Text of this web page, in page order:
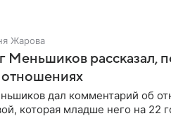
Жарова
Меньшиков рассказал,
дал комментарий об
которая младше него на 22